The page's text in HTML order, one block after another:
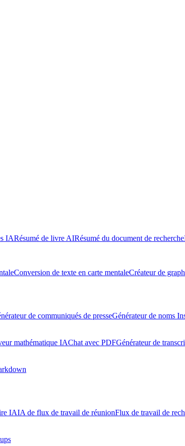
IARésumé de livre AIRésumé du document de recherche
Conversion de texte en carte mentaleCréateur de
de communiqués de presseGénérateur de noms
mathématique IAChat avec PDFGénérateur de
IAIA de flux de travail de réunionFlux de travail de